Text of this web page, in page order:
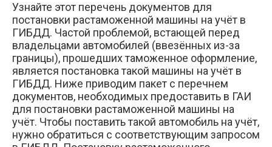
Узнайте этот перечень документов для
постановки растаможенной машины на учёт в
ГИБДД. Частой проблемой, встающей перед
владельцами автомобилей (ввезённых из-за
границы), прошедших таможенное оформление,
является постановка такой машины на учёт в
ГИБДД. Ниже приводим пакет с перечнем
документов, необходимых предоставить в ГАИ
для постановки растаможенной машины на
учёт. Чтобы поставить такой автомобиль на учёт,
нужно обратиться с соответствующим запросом